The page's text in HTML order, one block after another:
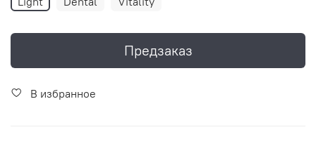
Предзаказ
В избранное